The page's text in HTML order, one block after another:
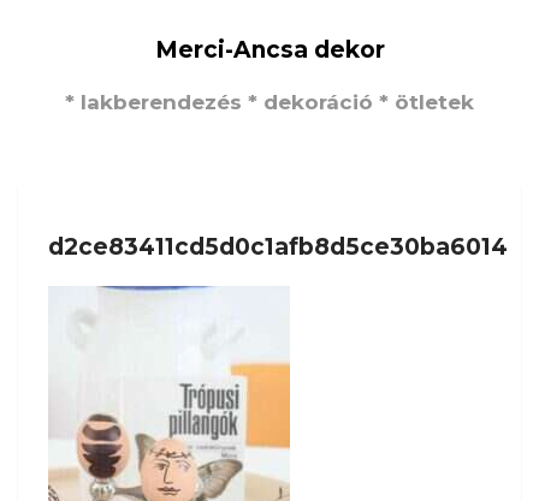
Merci-Ancsa dekor
* lakberendezés * dekoráció * ötletek
d2ce83411cd5d0c1afb8d5ce30ba6014